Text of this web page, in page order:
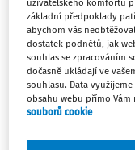
Zatím jste
Celý
uživatelského komfortu
základní předpoklady
abychom vás
dostatek podnětů, jak
souhlas se zpracováním
dočasně ukládají ve
souhlasu. Data
obsahu webu přímo Vám
souborů cookie